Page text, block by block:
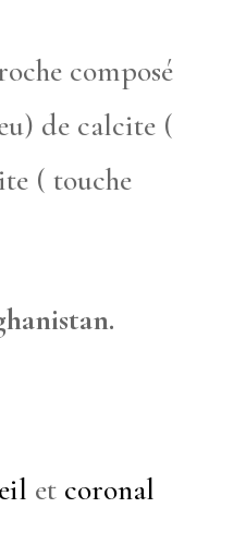
composé
de calcite (
( touche
et coronal